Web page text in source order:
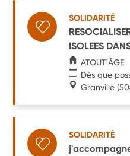
SOLIDARITÉ
ISOLEES
ATOUT'ÂGE
Dès que
Granville
SOLIDARITÉ